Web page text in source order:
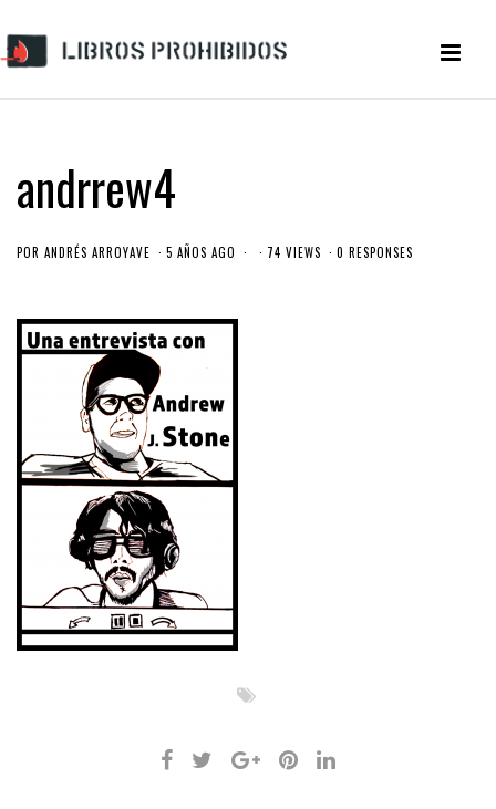
andrrew4
POR ANDRÉS ARROYAVE 5 AÑOS AGO 74 VIEWS 0 RESPONSES